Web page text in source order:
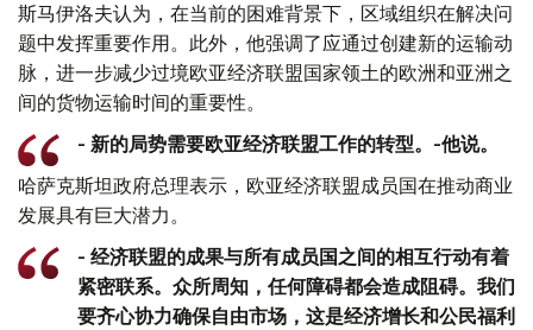
斯马伊洛夫认为，在当前的困难背景下，区域组织在解决问
题中发挥重要作用。此外，他强调了应通过创建新的运输动
脉，进一步减少过境欧亚经济联盟国家领土的欧洲和亚洲之
间的货物运输时间的重要性。
- 新的局势需要欧亚经济联盟工作的转型。-他说。
哈萨克斯坦政府总理表示，欧亚经济联盟成员国在推动商业
发展具有巨大潜力。
- 经济联盟的成果与所有成员国之间的相互行动有着
紧密联系。众所周知，任何障碍都会造成阻碍。我们
要齐心协力确保自由市场，这是经济增长和公民福利